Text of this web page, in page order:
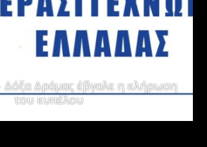
Δράμας έβγαλε η κλήρωση
του κυπέλου